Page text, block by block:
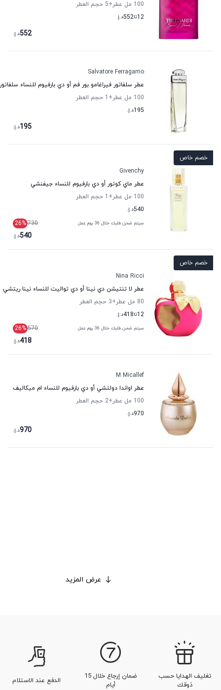
100 مل عطر
+5
حجم العطر
12تا552د.إ.
552د.إ.
Salvatore Ferragamo
عطر سلفاتور فيراغامو بور فم أو دي بارفيوم للنساء
100 مل عطر
+1
حجم العطر
195د.إ.
195د.إ.
خصم خاص
Givenchy
عطر ماي كوتور أو دي بارفيوم للنساء جيفنشي
100 مل عطر
+1
حجم العطر
540د.إ.
سيتم شحن طلبك خلال 36 يوم عمل 730
26%
540د.إ.
خصم خاص
Nina Ricci
عطر لا تنتيشن دي نينا أو دي تواليت للنساء نينا ريتشي
80 مل عطر
+3
حجم العطر
12تا418د.إ.
سيتم شحن طلبك خلال 36 يوم عمل 570
26%
418د.إ.
M Micallef
عطر اواندا دولتشي أو دي بارفيوم للنساء ام ميكاليف
100 مل عطر
+2
حجم العطر
970د.إ.
970د.إ.
عرض المزيد
تغليف الهدايا حسب
ذوقك
ضمان إرجاع خلال 15
أيام
الدفع عند الاستلام